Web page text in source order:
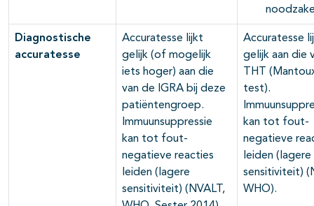
Diagnostische
accuratesse
Accuratesse lijkt
gelijk (of mogelijk
iets hoger) aan die
van de IGRA bij deze
patiëntengroep.
Immuunsuppressie
kan tot fout-
negatieve reacties
leiden (lagere
sensitiviteit) (NVALT,
Accuratesse
gelijk aan die
THT
test).
kan tot fout-
negatieve
leiden (lagere
sensitiviteit)
WHO).